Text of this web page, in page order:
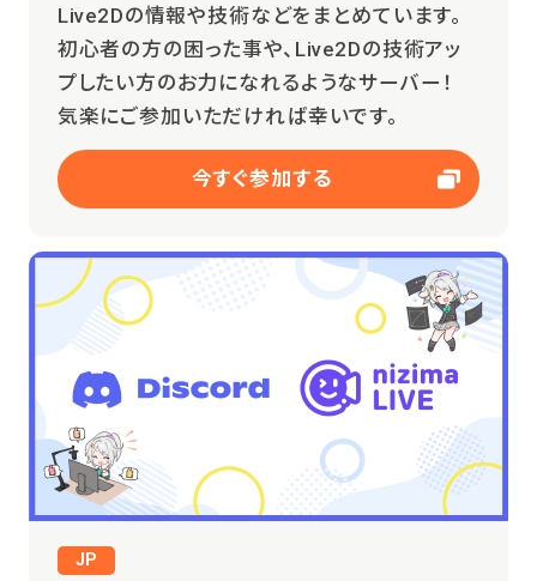
Live2Dの情報や技術などをまとめています。
初心者の方の困った事や、Live2Dの技術アッ
プしたい方のお力になれるようなサーバー！
気楽にご参加いただければ幸いです。
今すぐ参加する
JP